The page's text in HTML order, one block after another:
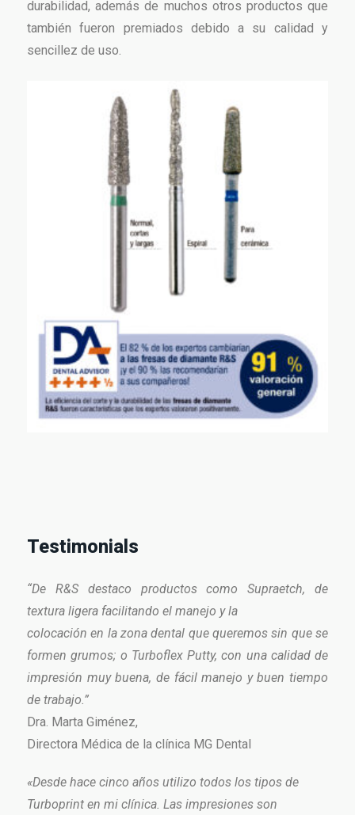
durabilidad, además de muchos otros productos que
también fueron premiados debido a su calidad y
sencillez de uso.
Testimonials
“De R&S destaco productos como Supraetch, de
textura ligera facilitando el manejo y la
colocación en la zona dental que queremos sin que se
formen grumos; o Turboflex Putty, con una calidad de
impresión muy buena, de fácil manejo y buen tiempo
de trabajo.”
Dra. Marta Giménez,
Directora Médica de la clínica MG Dental
«Desde hace cinco años utilizo todos los tipos de
Turboprint en mi clínica. Las impresiones son